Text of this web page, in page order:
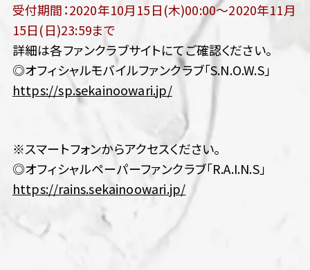
受付期間：2020年10月15日(木)00:00～2020年11月
15日(日)23:59まで
詳細は各ファンクラブサイトにてご確認ください。
◎オフィシャルモバイルファンクラブ「S.N.O.W.S」
https://sp.sekainoowari.jp/
※スマートフォンからアクセスください。
◎オフィシャルペーパーファンクラブ「R.A.I.N.S」
https://rains.sekainoowari.jp/